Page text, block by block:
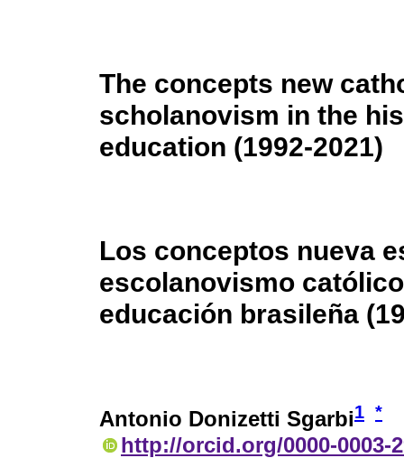
The concepts new
scholanovism in the
education (1992-2021)
Los conceptos nueva
escolanovismo
educación brasileña
Antonio Donizetti Sgarbi1 *
http://orcid.org/0000-0003-